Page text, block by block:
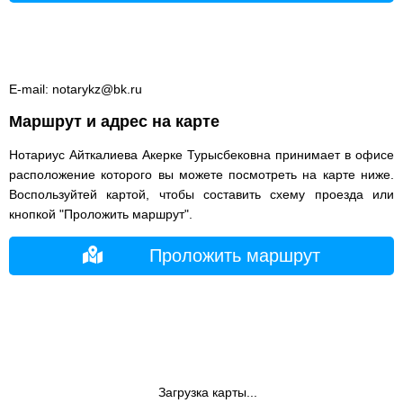
E-mail: notarykz@bk.ru
Маршрут и адрес на карте
Нотариус Айткалиева Акерке Турысбековна принимает в офисе
расположение которого вы можете посмотреть на карте ниже.
Воспользуйтей картой, чтобы составить схему проезда или
кнопкой "Проложить маршрут".
Проложить маршрут
Загрузка карты...